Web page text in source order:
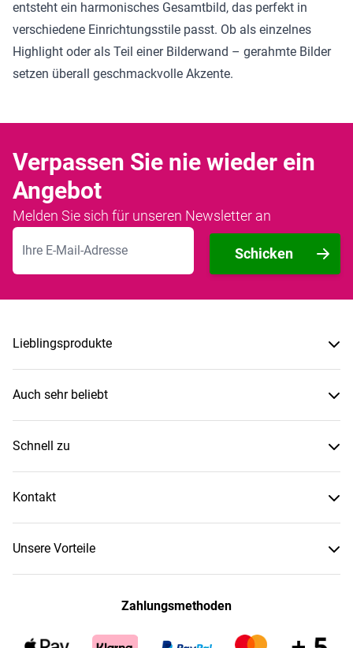
entsteht ein harmonisches Gesamtbild, das perfekt in
verschiedene Einrichtungsstile passt. Ob als einzelnes
Highlight oder als Teil einer Bilderwand – gerahmte Bilder
setzen überall geschmackvolle Akzente.
Verpassen Sie nie wieder ein
Angebot
Melden Sie sich für unseren Newsletter an
E-Mailadresse
Schicken
Lieblingsprodukte
Auch sehr beliebt
Schnell zu
Kontakt
Unsere Vorteile
Zahlungsmethoden